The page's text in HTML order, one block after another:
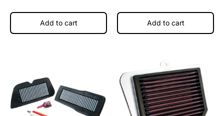
Add to cart Add to cart